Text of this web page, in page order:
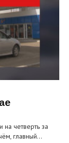
четверть за
главный…